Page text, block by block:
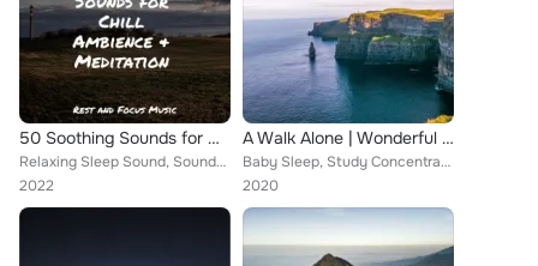
50 Soothing Sounds for Chill Ambience & Meditation
Relaxing Sleep Sound, Sounds of Nature White Noise for Mindfulness Meditation and Relaxation, Meditação Yoga
2022
A Walk Alone | Wonderful Skies
Baby Sleep, Study Concentration, Relaxing Sleep Sound
2020